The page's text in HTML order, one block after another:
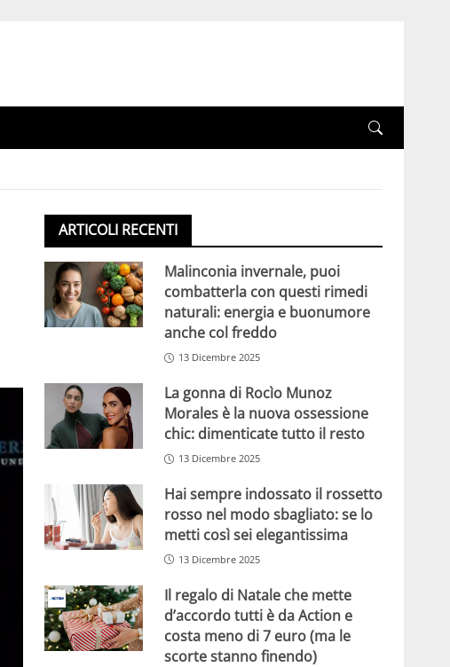
ARTICOLI RECENTI
Malinconia invernale, puoi
combatterla con questi rimedi
naturali: energia e buonumore
anche col freddo
13 Dicembre 2025
La gonna di Rocìo Munoz
Morales è la nuova ossessione
chic: dimenticate tutto il resto
13 Dicembre 2025
Hai sempre indossato il rossetto
rosso nel modo sbagliato: se lo
metti così sei elegantissima
13 Dicembre 2025
Il regalo di Natale che mette
d’accordo tutti è da Action e
costa meno di 7 euro (ma le
scorte stanno finendo)